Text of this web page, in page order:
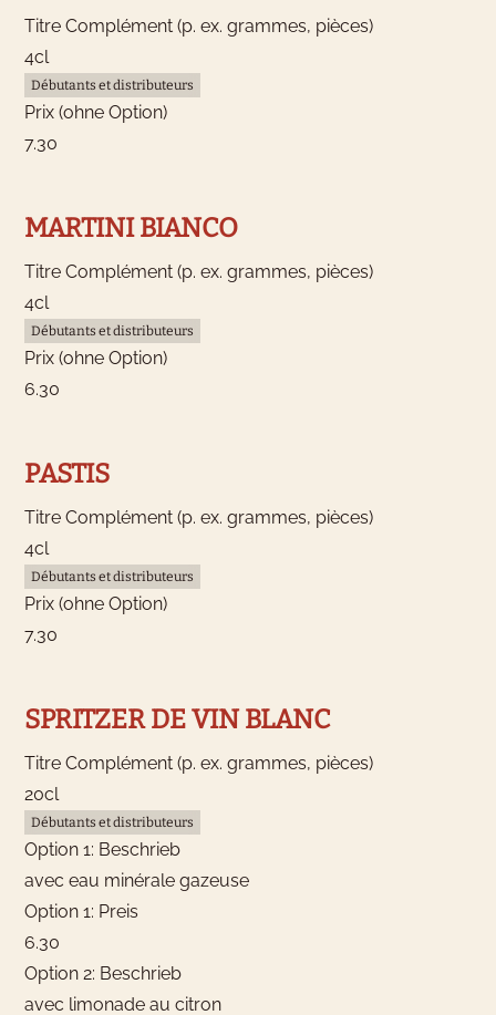
Titre Complément (p. ex. grammes, pièces)
4cl
Débutants et distributeurs
Prix (ohne Option)
7.30
MARTINI BIANCO
Titre Complément (p. ex. grammes, pièces)
4cl
Débutants et distributeurs
Prix (ohne Option)
6.30
PASTIS
Titre Complément (p. ex. grammes, pièces)
4cl
Débutants et distributeurs
Prix (ohne Option)
7.30
SPRITZER DE VIN BLANC
Titre Complément (p. ex. grammes, pièces)
20cl
Débutants et distributeurs
Option 1: Beschrieb
avec eau minérale gazeuse
Option 1: Preis
6.30
Option 2: Beschrieb
avec limonade au citron